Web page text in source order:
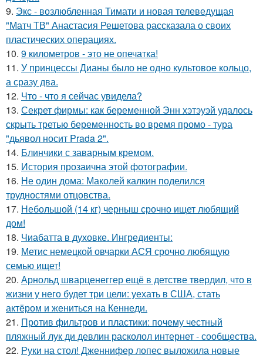
9. Экс - возлюбленная Тимати и новая телеведущая
"Матч ТВ" Анастасия Решетова рассказала о своих
пластических операциях.
10. 9 километров - это не опечатка!
11. У принцессы Дианы было не одно культовое кольцо,
а сразу два.
12. Что - что я сейчас увидела?
13. Секрет фирмы: как беременной Энн хэтэуэй удалось
скрыть третью беременность во время промо - тура
"дьявол носит Prada 2".
14. Блинчики с заварным кремом.
15. История прозаична этой фотографии.
16. Не один дома: Маколей калкин поделился
трудностями отцовства.
17. Небольшой (14 кг) черныш срочно ищет любящий
дом!
18. Чиабатта в духовке. Ингредиенты:
19. Метис немецкой овчарки АСЯ срочно любящую
семью ищет!
20. Арнольд шварценеггер ещё в детстве твердил, что в
жизни у него будет три цели: уехать в США, стать
актёром и жениться на Кеннеди.
21. Против фильтров и пластики: почему честный
пляжный лук ди девлин расколол интернет - сообщества.
22. Руки на стол! Дженнифер лопес выложила новые